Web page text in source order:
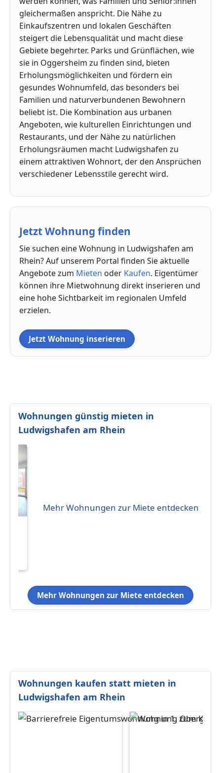
gleichermaßen anspricht. Die Nähe zu
Einkaufszentren und lokalen Geschäften
steigert die Lebensqualität und macht diese
Gebiete begehrter. Parks und Grünflächen, wie
sie in Oggersheim zu finden sind, bieten
Erholungsmöglichkeiten und fördern ein
gesundes Wohnumfeld, das besonders bei
Familien und naturverbundenen Bewohnern
beliebt ist. Die Kombination aus urbanen
Angeboten, wie kulturellen Einrichtungen und
Restaurants, und der Nähe zu natürlichen
Erholungsräumen macht Ludwigshafen zu
einem attraktiven Wohnort, der den Ansprüchen
verschiedener Lebensstile gerecht wird.
Jetzt Wohnung finden
Sie suchen eine Wohnung in Ludwigshafen am
Rhein? Auf unserem Portal finden Sie aktuelle
Angebote zum Mieten oder Kaufen. Eigentümer
können ihre Mietwohnung direkt inserieren und
eine hohe Sichtbarkeit im regionalen Umfeld
erzielen.
Jetzt Wohnung inserieren
Wohnungen günstig mieten in
Ludwigshafen am Rhein
Mehr Wohnungen zur Miete entdecken
Mehr Wohnungen zur Miete entdecken
Wohnungen kaufen statt mieten in
Ludwigshafen am Rhein